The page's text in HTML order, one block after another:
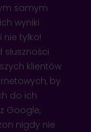
samym
wyniki
tylko!
klientów
by
do ich
Google,
nigdy nie